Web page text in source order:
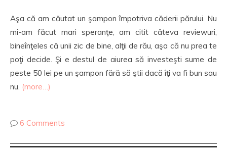
Aşa că am căutat un şampon împotriva căderii părului. Nu
mi-am făcut mari speranţe, am citit câteva reviewuri,
bineînţeles că unii zic de bine, alţii de rău, aşa că nu prea te
poţi decide. Şi e destul de aiurea să investeşti sume de
peste 50 lei pe un şampon fără să ştii dacă îţi va fi bun sau
nu. (more…)
6 Comments